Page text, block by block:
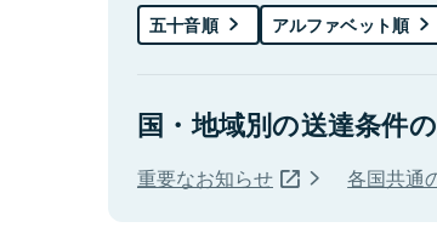
五十音順 アルファベット順
国・地域別の送達条件
重要なお知らせ 各国共通